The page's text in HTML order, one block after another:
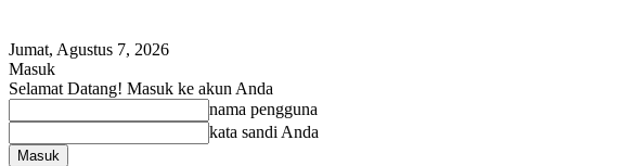
Jumat, Agustus 7, 2026
Masuk
Selamat Datang! Masuk ke akun Anda
nama pengguna
kata sandi Anda